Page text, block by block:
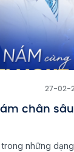
27-02-
chân
những